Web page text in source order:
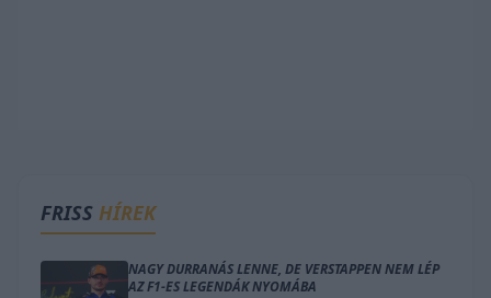
FRISS HÍREK
NAGY DURRANÁS LENNE, DE VERSTAPPEN NEM LÉP
AZ F1-ES LEGENDÁK NYOMÁBA